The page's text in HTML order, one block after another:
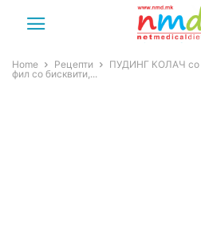
Home Рецепти
ПУДИНГ КОЛАЧ со
фил со бисквити,...